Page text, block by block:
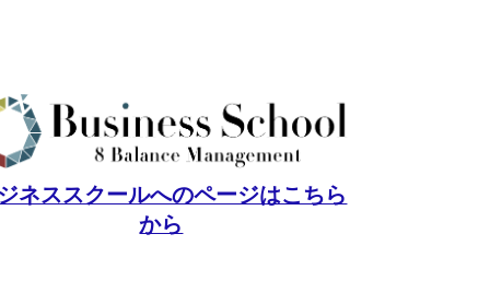
ネススクールへのページはこちら
から